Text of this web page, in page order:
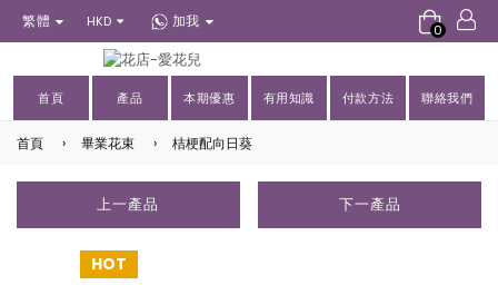
繁體 HKD 加我 0
首頁 產品 本期優惠 有用知識 付款方法 聯絡我們
首頁 › 畢業花束 › 桔梗配向日葵
上一產品 下一產品
HOT